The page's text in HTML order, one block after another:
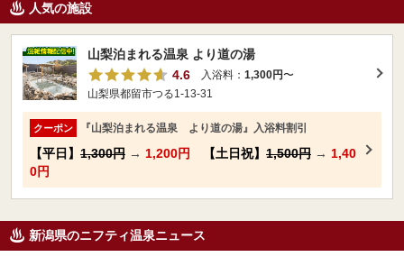
人気の施設
山梨泊まれる温泉 より道の湯
4.6
入浴料： 1,300円〜
山梨県都留市つる1-13-31
クーポン 『山梨泊まれる温泉 より道の湯』入浴料割引
【平日】 1,300円 → 1,200円 【土日祝】 1,500円 → 1,40
0円
新潟県のニフティ温泉ニュース